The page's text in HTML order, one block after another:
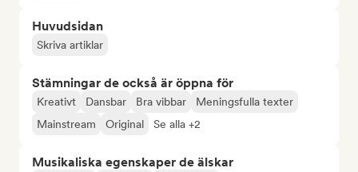
Huvudsidan
Skriva artiklar
Stämningar de också är öppna för
Kreativt Dansbar Bra vibbar
Meningsfulla texter
Mainstream
Original Se alla +2
Musikaliska egenskaper de älskar